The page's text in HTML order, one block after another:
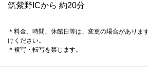
筑紫野ICから 約20分
＊料金、時間、休館日等は、変更の場合がありま
けください。
＊複写・転写を禁じます。